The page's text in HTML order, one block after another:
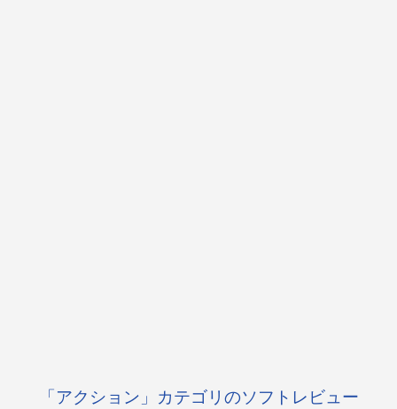
「アクション」カテゴリのソフトレビュー